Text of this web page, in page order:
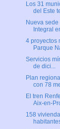
Los 31
del Este
Nueva
Integral
4 proyectos
Parque
Servicios
de dici...
Plan
con 78
El tren
Aix-en-
158